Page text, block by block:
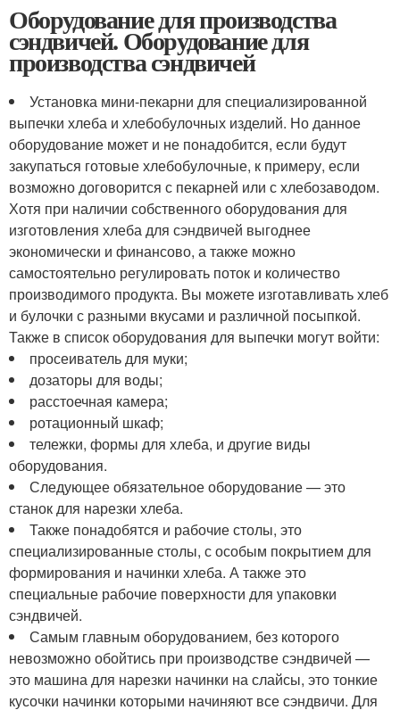
Оборудование для производства
сэндвичей. Оборудование для
производства сэндвичей
Установка мини-пекарни для специализированной
выпечки хлеба и хлебобулочных изделий. Но данное
оборудование может и не понадобится, если будут
закупаться готовые хлебобулочные, к примеру, если
возможно договорится с пекарней или с хлебозаводом.
Хотя при наличии собственного оборудования для
изготовления хлеба для сэндвичей выгоднее
экономически и финансово, а также можно
самостоятельно регулировать поток и количество
производимого продукта. Вы можете изготавливать хлеб
и булочки с разными вкусами и различной посыпкой.
Также в список оборудования для выпечки могут войти:
просеиватель для муки;
дозаторы для воды;
расстоечная камера;
ротационный шкаф;
тележки, формы для хлеба, и другие виды
оборудования.
Следующее обязательное оборудование — это
станок для нарезки хлеба.
Также понадобятся и рабочие столы, это
специализированные столы, с особым покрытием для
формирования и начинки хлеба. А также это
специальные рабочие поверхности для упаковки
сэндвичей.
Самым главным оборудованием, без которого
невозможно обойтись при производстве сэндвичей —
это машина для нарезки начинки на слайсы, это тонкие
кусочки начинки которыми начиняют все сэндвичи. Для